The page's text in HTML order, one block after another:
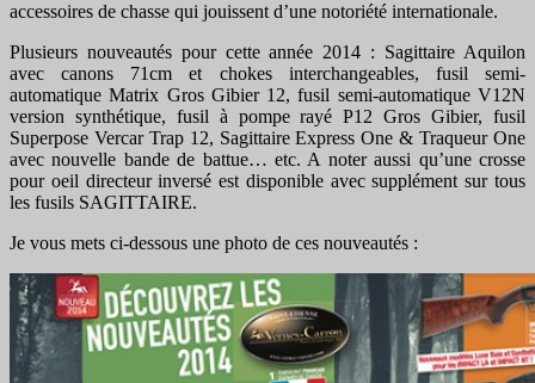
accessoires de chasse qui jouissent d’une notoriété internationale.
Plusieurs nouveautés pour cette année 2014 : Sagittaire Aquilon
avec canons 71cm et chokes interchangeables, fusil semi-
automatique Matrix Gros Gibier 12, fusil semi-automatique V12N
version synthétique, fusil à pompe rayé P12 Gros Gibier, fusil
Superpose Vercar Trap 12, Sagittaire Express One & Traqueur One
avec nouvelle bande de battue… etc. A noter aussi qu’une crosse
pour oeil directeur inversé est disponible avec supplément sur tous
les fusils SAGITTAIRE.
Je vous mets ci-dessous une photo de ces nouveautés :